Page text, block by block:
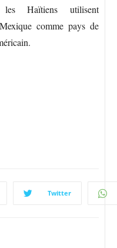
les Haïtiens utilisent
comme pays de
Twitter